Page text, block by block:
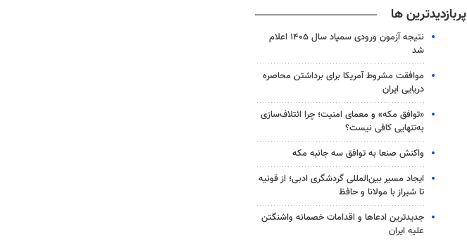
پربازدیدترین ها
نتیجه آزمون ورودی سمپاد سال ۱۴۰۵ اعلام
شد
موافقت مشروط آمریکا برای برداشتن محاصره
دریایی ایران
«توافق مکه» و معمای امنیت؛ چرا ائتلاف‌سازی
به‌تنهایی کافی نیست؟
واکنش صنعا به توافق سه جانبه مکه
ایجاد مسیر بین‌المللی گردشگری ادبی؛ از قونیه
تا شیراز با مولانا و حافظ
جدیدترین ادعاها و اقدامات خصمانه واشنگتن
علیه ایران